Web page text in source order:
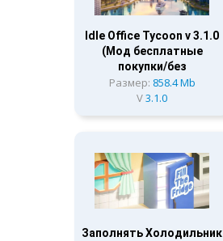
Idle Office Tycoon v 3.1.0
(Мод бесплатные
покупки/без
Размер: 858.4 Mb
V3.1.0
Заполнять Холодильник